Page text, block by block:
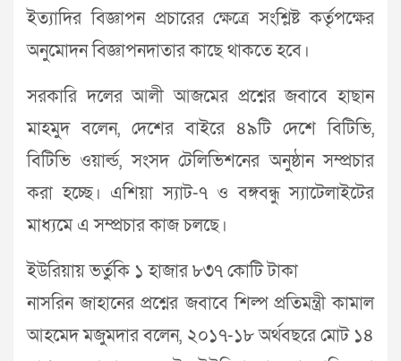
ইত্যাদির বিজ্ঞাপন প্রচারের ক্ষেত্রে সংশ্লিষ্ট কর্তৃপক্ষের
অনুমোদন বিজ্ঞাপনদাতার কাছে থাকতে হবে।
সরকারি দলের আলী আজমের প্রশ্নের জবাবে হাছান
মাহমুদ বলেন, দেশের বাইরে ৪৯টি দেশে বিটিভি,
বিটিভি ওয়ার্ল্ড, সংসদ টেলিভিশনের অনুষ্ঠান সম্প্রচার
করা হচ্ছে। এশিয়া স্যাট-৭ ও বঙ্গবন্ধু স্যাটেলাইটের
মাধ্যমে এ সম্প্রচার কাজ চলছে।
ইউরিয়ায় ভর্তুকি ১ হাজার ৮৩৭ কোটি টাকা
নাসরিন জাহানের প্রশ্নের জবাবে শিল্প প্রতিমন্ত্রী কামাল
আহমেদ মজুমদার বলেন, ২০১৭-১৮ অর্থবছরে মোট ১৪